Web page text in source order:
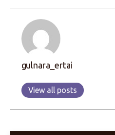
gulnara_ertai
View all posts